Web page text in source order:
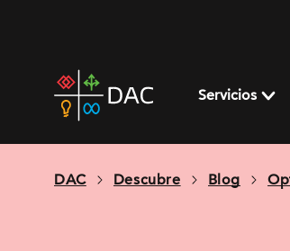
home
page
Servicios
DAC Descubre Blog